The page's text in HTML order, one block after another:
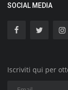
SOCIAL MEDIA
Iscriviti qui per